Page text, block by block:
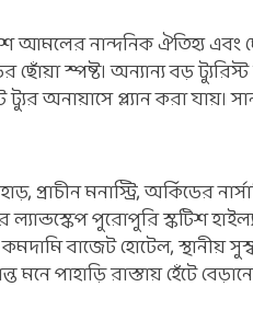
আমলের নান্দনিক ঐতিহ্য
ছোঁয়া স্পষ্ট। অন্যান্য বড়
অনায়াসে প্ল্যান করা যায়।
প্রাচীন মনাস্ট্রি,
পুরোপুরি স্কটিশ
বাজেট হোটেল, স্থানীয়
মনে পাহাড়ি রাস্তায় হেঁটে